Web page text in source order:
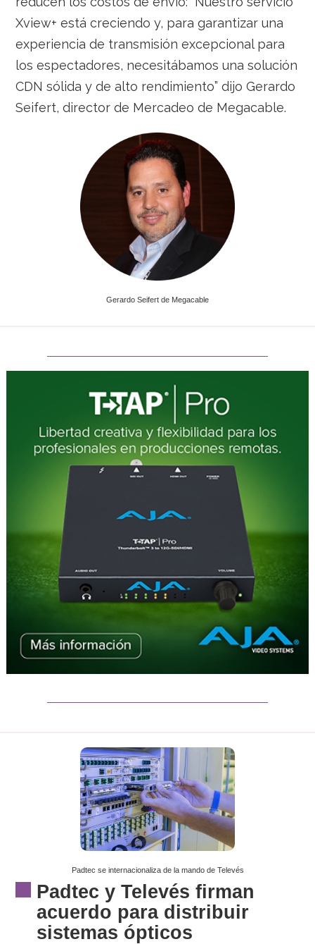
Xview+ está creciendo y, para garantizar una
experiencia de transmisión excepcional para
los espectadores, necesitábamos una solución
CDN sólida y de alto rendimiento” dijo Gerardo
Seifert, director de Mercadeo de Megacable.
Gerardo Seifert de Megacable
Padtec se internacionaliza de la mando de Televés
Padtec y Televés firman
acuerdo para distribuir
sistemas ópticos